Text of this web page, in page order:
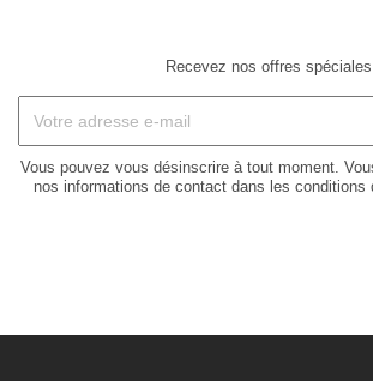
Recevez nos offres spéciales
Vous pouvez vous désinscrire à tout moment.
nos informations de contact dans les conditions